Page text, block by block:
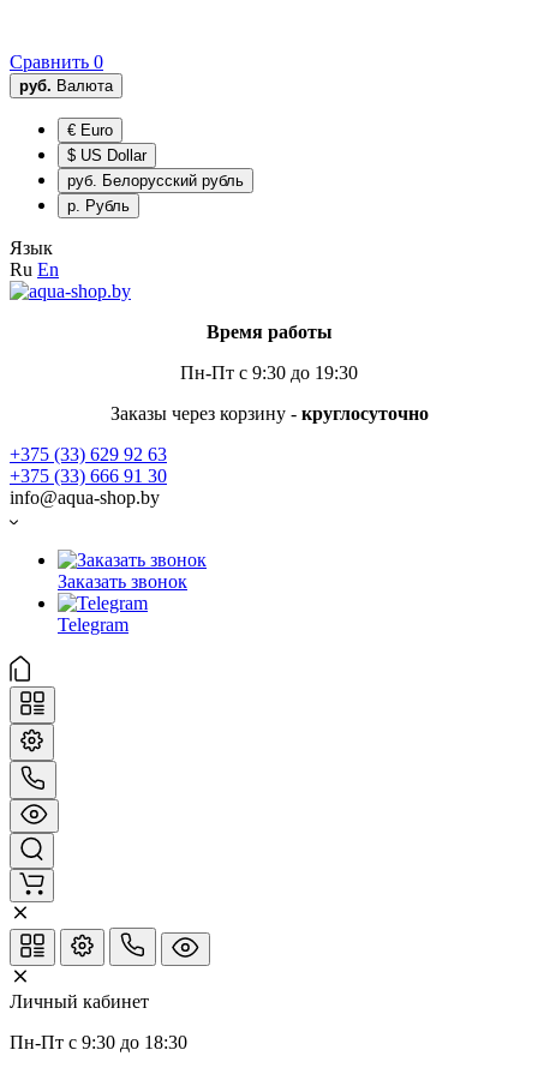
Сравнить 0
руб. Валюта
€ Euro
$ US Dollar
руб. Белорусский рубль
р. Рубль
Язык
Ru En
Время работы
Пн-Пт с 9:30 до 19:30
Заказы через корзину - круглосуточно
+375 (33) 629 92 63
+375 (33) 666 91 30
info@aqua-shop.by
Заказать звонок
Telegram
Личный кабинет
Пн-Пт с 9:30 до 18:30